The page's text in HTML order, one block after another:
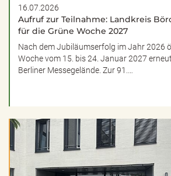
16.07.2026
Aufruf zur Teilnahme: Landkreis
für die Grüne Woche 2027
Nach dem Jubiläumserfolg im Jahr 2026
Woche vom 15. bis 24. Januar 2027
Berliner Messegelände. Zur 91.…